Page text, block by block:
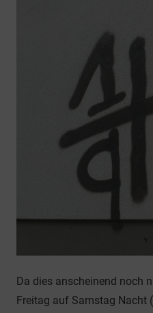
Da dies anscheinend noch
Freitag auf Samstag Nacht